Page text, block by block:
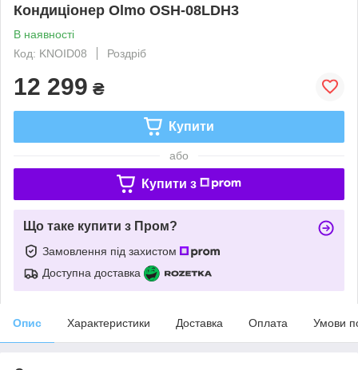
Кондиціонер Olmo OSH-08LDH3
В наявності
Код: KNOID08
Роздріб
12 299 ₴
Купити
або
Купити з
Що таке купити з Пром?
Замовлення під захистом
Доступна доставка
Опис Характеристики Доставка Оплата Умови